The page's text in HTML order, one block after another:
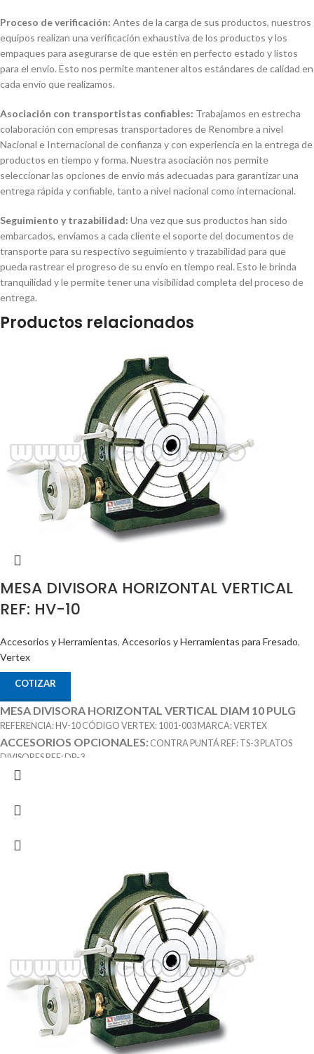
Proceso de verificación: Antes de la carga de sus productos, nuestros
equipos realizan una verificación exhaustiva de los productos y los
empaques para asegurarse de que estén en perfecto estado y listos
para el envío. Esto nos permite mantener altos estándares de calidad en
cada envío que realizamos.
Asociación con transportistas confiables: Trabajamos en estrecha
colaboración con empresas transportadores de Renombre a nivel
Nacional e Internacional de confianza y con experiencia en la entrega de
productos en tiempo y forma. Nuestra asociación nos permite
seleccionar las opciones de envío más adecuadas para garantizar una
entrega rápida y confiable, tanto a nivel nacional como internacional.
Seguimiento y trazabilidad: Una vez que sus productos han sido
embarcados, enviamos a cada cliente el soporte del documentos de
transporte para su respectivo seguimiento y trazabilidad para que
pueda rastrear el progreso de su envío en tiempo real. Esto le brinda
tranquilidad y le permite tener una visibilidad completa del proceso de
entrega.
Productos relacionados
MESA DIVISORA HORIZONTAL VERTICAL
REF: HV-10
Accesorios y Herramientas, Accesorios y Herramientas para Fresado,
Vertex
COTIZAR
MESA DIVISORA HORIZONTAL VERTICAL DIAM 10 PULG
REFERENCIA: HV-10 CÓDIGO VERTEX: 1001-003 MARCA: VERTEX
ACCESORIOS OPCIONALES: CONTRA PUNTÁ REF: TS-3 PLATOS
DIVISORES REF: DP-3